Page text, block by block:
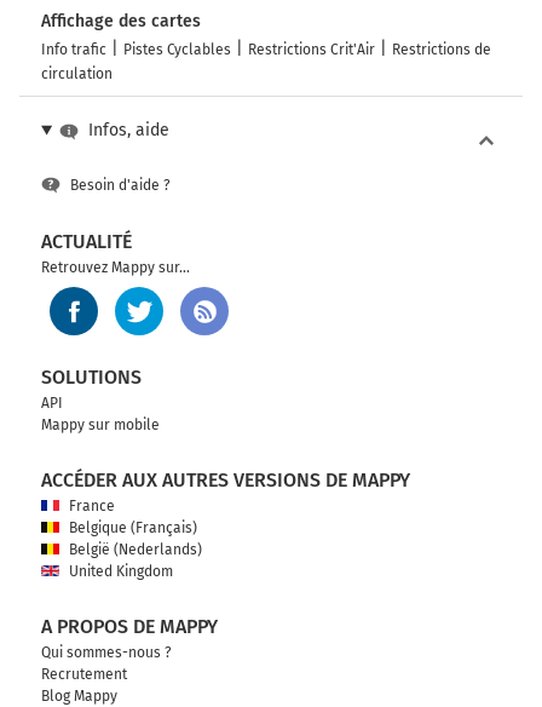
Affichage des cartes
Info trafic Pistes Cyclables Restrictions Crit'Air
Restrictions de
circulation
Infos, aide
Besoin d'aide ?
ACTUALITÉ
Retrouvez Mappy sur...
SOLUTIONS
API
Mappy sur mobile
ACCÉDER AUX AUTRES VERSIONS DE MAPPY
France
Belgique (Français)
België (Nederlands)
United Kingdom
A PROPOS DE MAPPY
Qui sommes-nous ?
Recrutement
Blog Mappy